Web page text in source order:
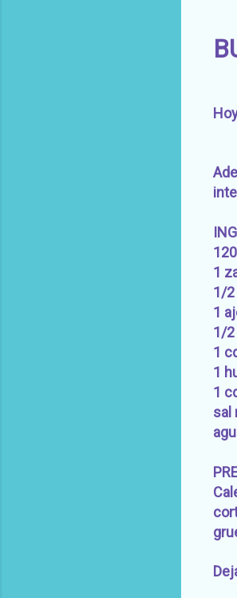
1
1/2
1
1/
1
1
1
sal